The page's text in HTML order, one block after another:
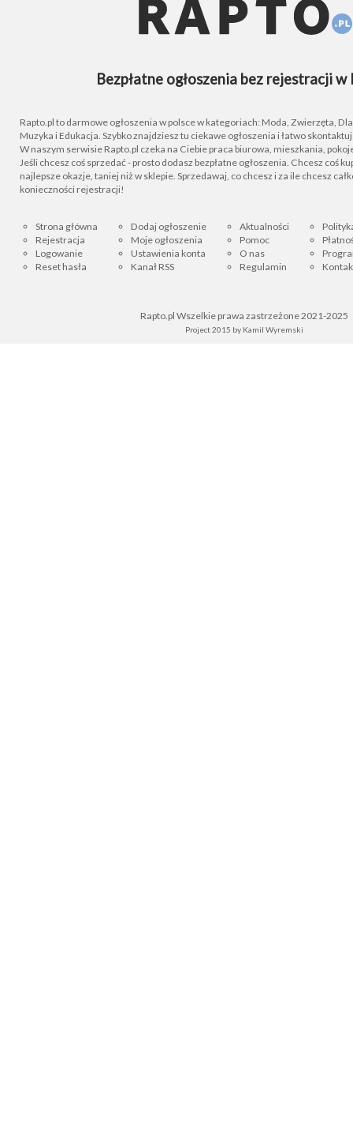
Bezpłatne ogłoszenia bez rejestracji w
Rapto.pl to darmowe ogłoszenia w polsce w kategoriach: Moda, Zwierzęta, Dla
Muzyka i Edukacja. Szybko znajdziesz tu ciekawe ogłoszenia i łatwo
W naszym serwisie Rapto.pl czeka na Ciebie praca biurowa, mieszkania,
Jeśli chcesz coś sprzedać - prosto dodasz bezpłatne ogłoszenia. Chcesz coś
najlepsze okazje, taniej niż w sklepie. Sprzedawaj, co chcesz i za ile chcesz
konieczności rejestracji!
Strona główna
Rejestracja
Logowanie
Reset hasła
Dodaj ogłoszenie
Moje ogłoszenia
Ustawienia konta
Kanał RSS
Aktualności
Pomoc
O nas
Regulamin
Rapto.pl Wszelkie prawa zastrzeżone 2021-2025
Project 2015 by Kamil Wyremski